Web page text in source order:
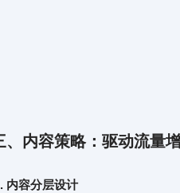
内容策略：驱动流量
内容分层设计